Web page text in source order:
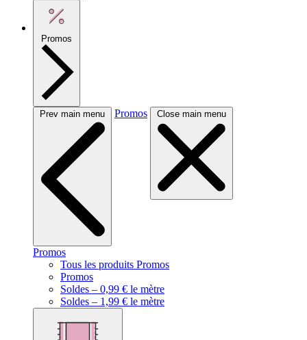
Promos
Prev main menu Promos Close main menu
Promos
Tous les produits Promos
Promos
Soldes – 0,99 € le mètre
Soldes – 1,99 € le mètre